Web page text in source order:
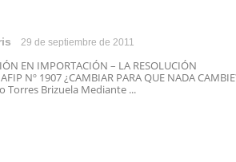
29 de septiembre de 2011
EN IMPORTACIÓN – LA RESOLUCIÓN
Nº 1907 ¿CAMBIAR PARA QUE NADA
Torres Brizuela Mediante ...